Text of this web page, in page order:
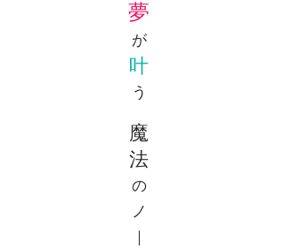
夢
​が
叶
う
魔
法
の
ノ
​｜